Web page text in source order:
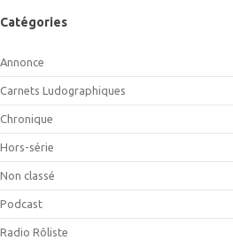
Catégories
Annonce
Carnets Ludographiques
Chronique
Hors-série
Non classé
Podcast
Radio Rôliste